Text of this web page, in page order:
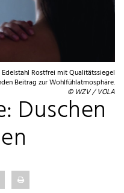
Rostfrei mit Qualitätssiegel
Beitrag zur Wohlfühlatmosphäre.
© WZV / VOLA
Duschen